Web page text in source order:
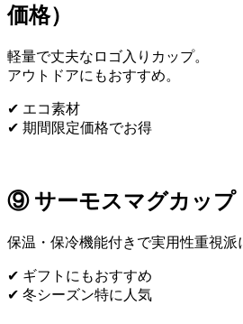
価格）
軽量で丈夫なロゴ入りカップ。
アウトドアにもおすすめ。
✔ エコ素材
✔ 期間限定価格でお得
⑨ サーモスマグカップ
保温・保冷機能付きで実用性重視派
✔ ギフトにもおすすめ
✔ 冬シーズン特に人気